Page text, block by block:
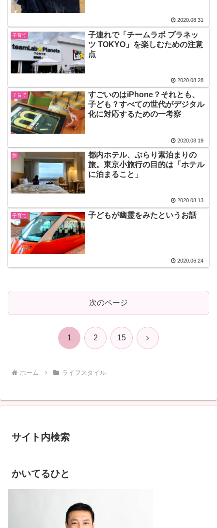
2020.08.31
子育て
子連れで「チームラボ プラネッ
ツ TOKYO」を楽しむための注意
点
2020.08.28
子育て
すごいのはiPhone？それとも、
子ども？すべての世代がデジタル
化に対応するための一考察
2020.08.19
旅
都内ホテル、ぶらり素泊まりの
旅。東京小旅行の目的は「ホテル
に泊まること」
2020.08.13
子育て 子どもが幽霊をみたというお話
2020.06.24
次のページ
1 2 15 次
ホーム ライフスタイル
サイト内検索
かいてるひと